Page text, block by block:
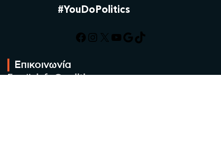
#YouDoPolitics
Facebook
Instagram
X YouTube
Google
TikTok
Επικοινωνία
Email: